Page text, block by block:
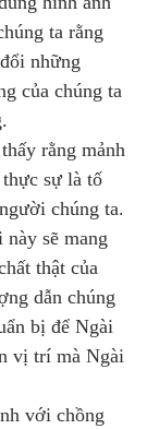
ta rằng
những
của chúng ta
rằng mảnh
thực sự là tố
chúng ta.
sẽ mang
thật của
dẫn chúng
bị để Ngài
vị trí mà Ngài
với chồng